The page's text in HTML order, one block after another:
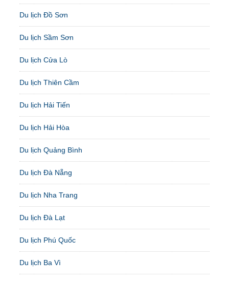
Du lịch Đồ Sơn
Du lịch Sầm Sơn
Du lịch Cửa Lò
Du lịch Thiên Cầm
Du lịch Hải Tiến
Du lịch Hải Hòa
Du lịch Quảng Bình
Du lịch Đà Nẵng
Du lịch Nha Trang
Du lịch Đà Lạt
Du lịch Phú Quốc
Du lịch Ba Vì